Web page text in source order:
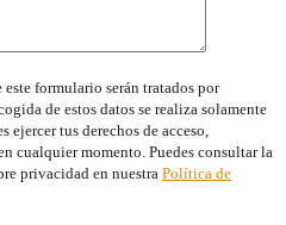
formulario serán tratados por
de estos datos se realiza solamente
ejercer tus derechos de acceso,
cualquier momento. Puedes consultar la
privacidad en nuestra Política de